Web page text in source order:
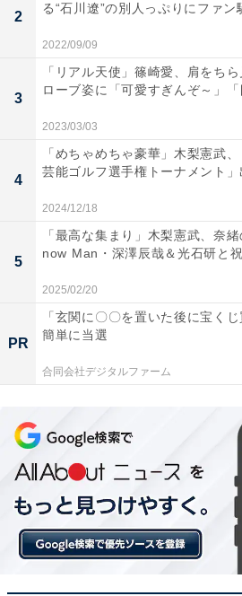
2
る“石川遼”の別人っぷりにファン
2022/09/09
3
「リアル天使」篠崎愛、肩をち
ローブ姿に「可愛すぎんぞ～」
2023/03/03
4
「めちゃめちゃ豪華」木梨憲武
芸能ゴルフ選手権トーナメント
2024/12/18
5
「最高な集まり」木梨憲武、奈
now Man・深澤辰哉＆光石研と
2025/02/20
PR
「玄関に〇〇を置いた後に宝くじ
簡単に当選
合同会社デジタルファーム